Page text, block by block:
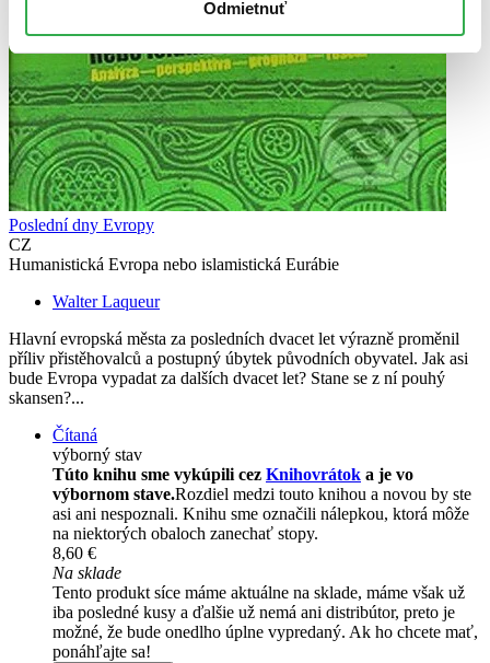
Odmietnuť
Poslední dny Evropy
CZ
Humanistická Evropa nebo islamistická Eurábie
Walter Laqueur
Hlavní evropská města za posledních dvacet let výrazně proměnil
příliv přistěhovalců a postupný úbytek původních obyvatel. Jak asi
bude Evropa vypadat za dalších dvacet let? Stane se z ní pouhý
skansen?...
Čítaná
výborný stav
Túto knihu sme vykúpili cez Knihovrátok a je vo
výbornom stave.Rozdiel medzi touto knihou a novou by ste
asi ani nespoznali. Knihu sme označili nálepkou, ktorá môže
na niektorých obaloch zanechať stopy.
8,60 €
Na sklade
Tento produkt síce máme aktuálne na sklade, máme však už
iba posledné kusy a ďalšie už nemá ani distribútor, preto je
možné, že bude onedlho úplne vypredaný. Ak ho chcete mať,
ponáhľajte sa!